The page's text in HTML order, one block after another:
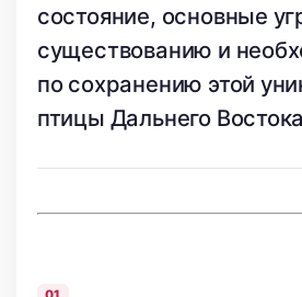
состояние, основные
существованию и
по сохранению этой
птицы Дальнего